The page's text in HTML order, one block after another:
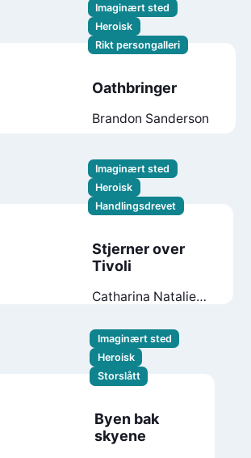
Imaginært sted
Heroisk
Rikt persongalleri
Oathbringer
Brandon Sanderson
Imaginært sted
Heroisk
Handlingsdrevet
Stjerner over
Tivoli
Catharina Natalie
Imaginært sted
Heroisk
Storslått
Byen bak
skyene